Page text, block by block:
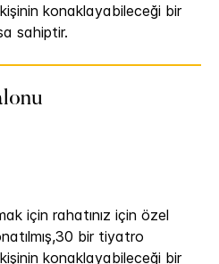
konaklayabileceği bir
sahiptir.
için rahatınız için özel
bir tiyatro
konaklayabileceği bir